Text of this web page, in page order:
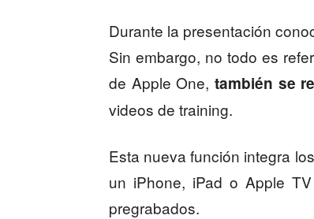
Durante la presentación
Sin embargo, no todo es
de Apple One, también se
videos de training.
Esta nueva función integra
un iPhone, iPad o Apple
pregrabados.